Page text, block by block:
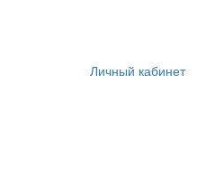
Личный кабинет